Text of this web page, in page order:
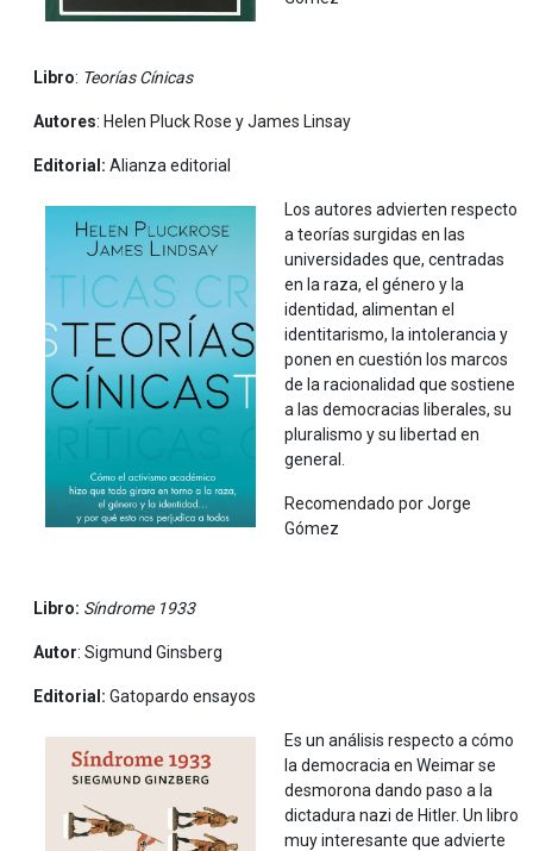
Libro: Teorías Cínicas
Autores: Helen Pluck Rose y James Linsay
Editorial: Alianza editorial
Los autores advierten respecto
a teorías surgidas en las
universidades que, centradas
en la raza, el género y la
identidad, alimentan el
identitarismo, la intolerancia y
ponen en cuestión los marcos
de la racionalidad que sostiene
a las democracias liberales, su
pluralismo y su libertad en
general.
Recomendado por Jorge
Gómez
Libro: Síndrome 1933
Autor: Sigmund Ginsberg
Editorial: Gatopardo ensayos
Es un análisis respecto a cómo
la democracia en Weimar se
desmorona dando paso a la
dictadura nazi de Hitler. Un libro
muy interesante que advierte